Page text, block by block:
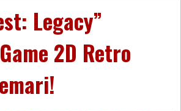
Legacy”
2D Retro